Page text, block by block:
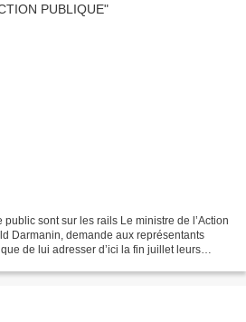
sont sur les rails Le ministre de l’Action
Darmanin, demande aux représentants
de lui adresser d’ici la fin juillet leurs